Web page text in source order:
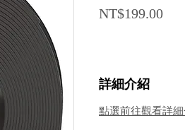
NT$199.00Price
詳細介紹
點選前往觀看詳